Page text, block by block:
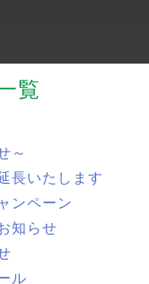
覧
～
長いたします
ンペーン
知らせ
ル